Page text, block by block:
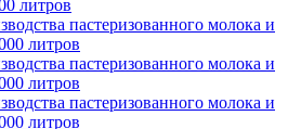
литров
пастеризованного молока и
литров
пастеризованного молока и
литров
пастеризованного молока и
литров